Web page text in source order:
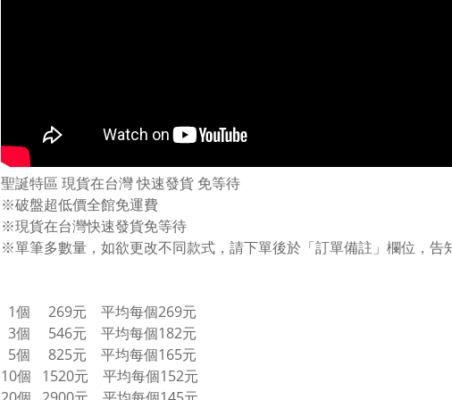
聖誕特區 現貨在台灣 快速發貨 免等待
※破盤超低價全館免運費
※現貨在台灣快速發貨免等待
※單筆多數量，如欲更改不同款式，請下單後於「訂單備註」欄位，告
1個 269元 平均每個269元
3個 546元 平均每個182元
5個 825元 平均每個165元
10個 1520元 平均每個152元